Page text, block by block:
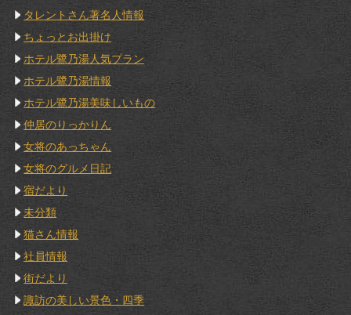
タレントさん著名人情報
ちょっとお出掛け
ホテル鷺乃湯人気プラン
ホテル鷺乃湯情報
ホテル鷺乃湯美味しいもの
仲居のりっかりん
女将のあっちゃん
女将のグルメ日記
宿だより
未分類
猫さん情報
社員情報
街だより
諏訪の美しい景色・四季